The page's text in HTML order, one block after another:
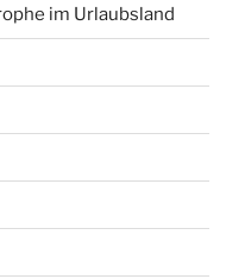
im Urlaubsland